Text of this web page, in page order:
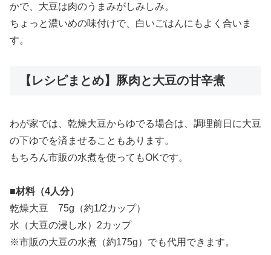
かで、大豆は肉のうまみがしみしみ。
ちょっと濃いめの味付けで、白いごはんにもよく合いま
す。
【レシピまとめ】豚肉と大豆の甘辛煮
わが家では、乾燥大豆からゆでる場合は、調理前日に大豆
の下ゆでを済ませることもあります。
もちろん市販の水煮を使ってもOKです。
■材料（4人分）
乾燥大豆 75g（約1/2カップ）
水（大豆の浸し水）2カップ
※市販の大豆の水煮（約175g）でも代用できます。